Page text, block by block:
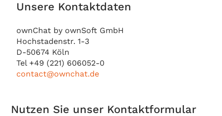
Unsere Kontaktdaten
ownChat by ownSoft GmbH
Hochstadenstr. 1-3
D-50674 Köln
Tel +49 (221) 606052-0
contact@ownchat.de
Nutzen Sie unser Kontaktformular